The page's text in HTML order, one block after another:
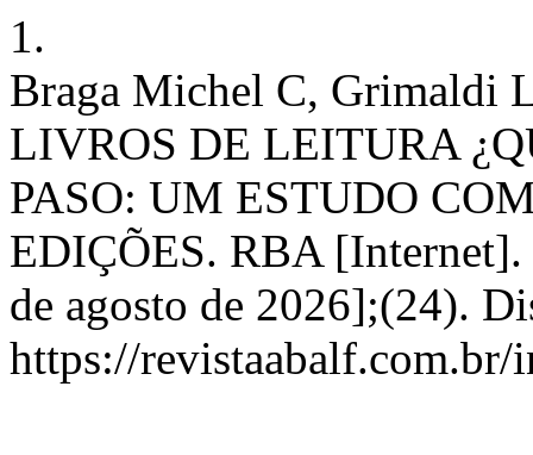
1.
Braga Michel C, Grimaldi
LIVROS DE LEITURA
PASO: UM ESTUDO
EDIÇÕES. RBA [Internet].
de agosto de 2026];(24).
https://